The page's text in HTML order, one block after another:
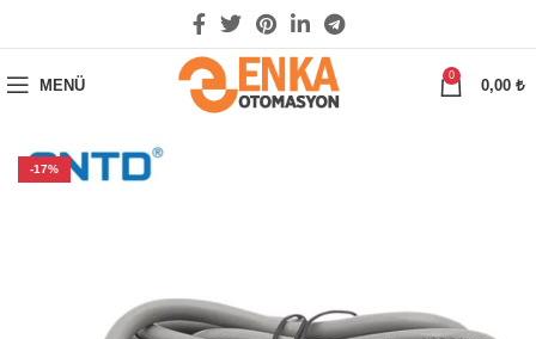
MENÜ
0
0,00 ₺
-17%